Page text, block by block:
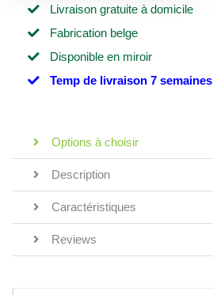
Livraison gratuite à domicile
Fabrication belge
Disponible en miroir
Temp de livraison 7 semaines
Options à choisir
Description
Caractéristiques
Reviews